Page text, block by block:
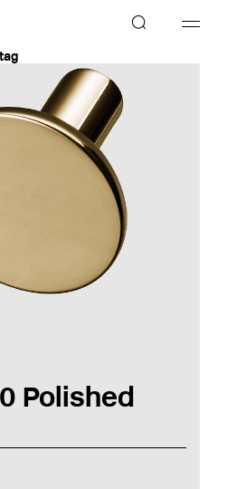
Polished